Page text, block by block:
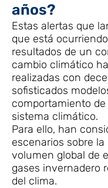
años?
Estas alertas que
que está
resultados de un
cambio climático
realizadas con
sofisticados
comportamiento
sistema climático.
Para ello, han
escenarios sobre
volumen global de
gases invernadero
del clima.